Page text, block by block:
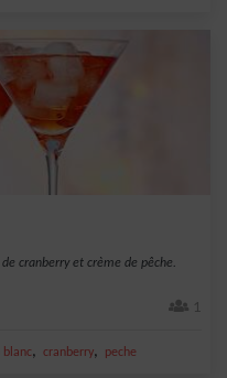
cranberry et crème de pêche.
1
blanc, cranberry, peche